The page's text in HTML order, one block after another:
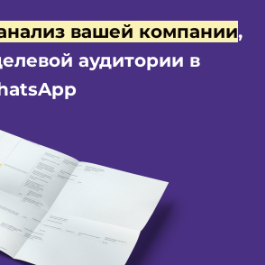
вашей компании,
аудитории в